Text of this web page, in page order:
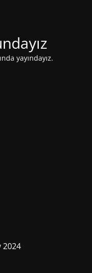
yayındayız.
2024